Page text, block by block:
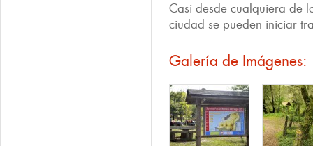
Casi desde cualquiera de
ciudad se pueden iniciar
Galería de Imágenes: